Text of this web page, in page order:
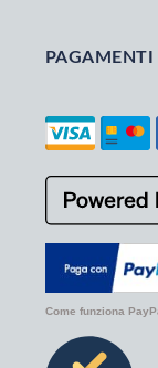
Come funziona